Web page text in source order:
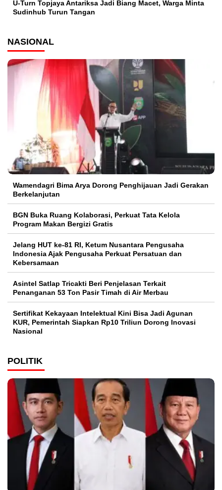
U-Turn Topjaya Antariksa Jadi Biang Macet, Warga Minta
Sudinhub Turun Tangan
NASIONAL
Wamendagri Bima Arya Dorong Penghijauan Jadi Gerakan
Berkelanjutan
BGN Buka Ruang Kolaborasi, Perkuat Tata Kelola
Program Makan Bergizi Gratis
Jelang HUT ke-81 RI, Ketum Nusantara Pengusaha
Indonesia Ajak Pengusaha Perkuat Persatuan dan
Kebersamaan
Asintel Satlap Tricakti Beri Penjelasan Terkait
Penanganan 53 Ton Pasir Timah di Air Merbau
Sertifikat Kekayaan Intelektual Kini Bisa Jadi Agunan
KUR, Pemerintah Siapkan Rp10 Triliun Dorong Inovasi
Nasional
POLITIK